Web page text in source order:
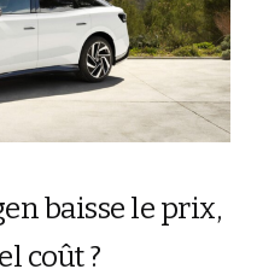
baisse le prix,
coût ?